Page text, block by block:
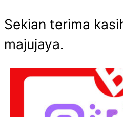
Sekian terima
majujaya.